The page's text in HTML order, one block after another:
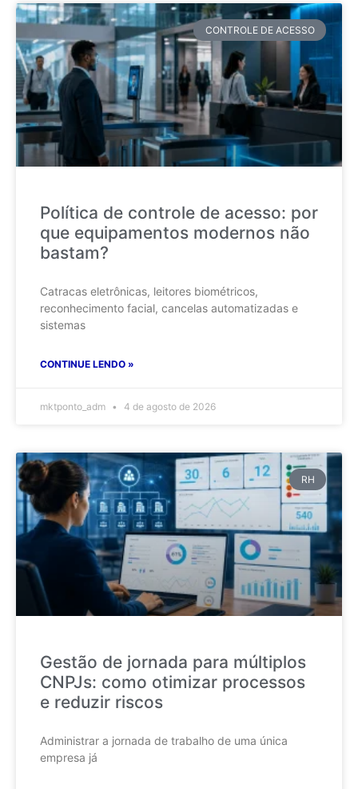
CONTROLE DE ACESSO
Política de controle de acesso: por
que equipamentos modernos não
bastam?
Catracas eletrônicas, leitores biométricos,
reconhecimento facial, cancelas automatizadas e
sistemas
CONTINUE LENDO »
mktponto_adm 4 de agosto de 2026
RH
Gestão de jornada para múltiplos
CNPJs: como otimizar processos
e reduzir riscos
Administrar a jornada de trabalho de uma única
empresa já